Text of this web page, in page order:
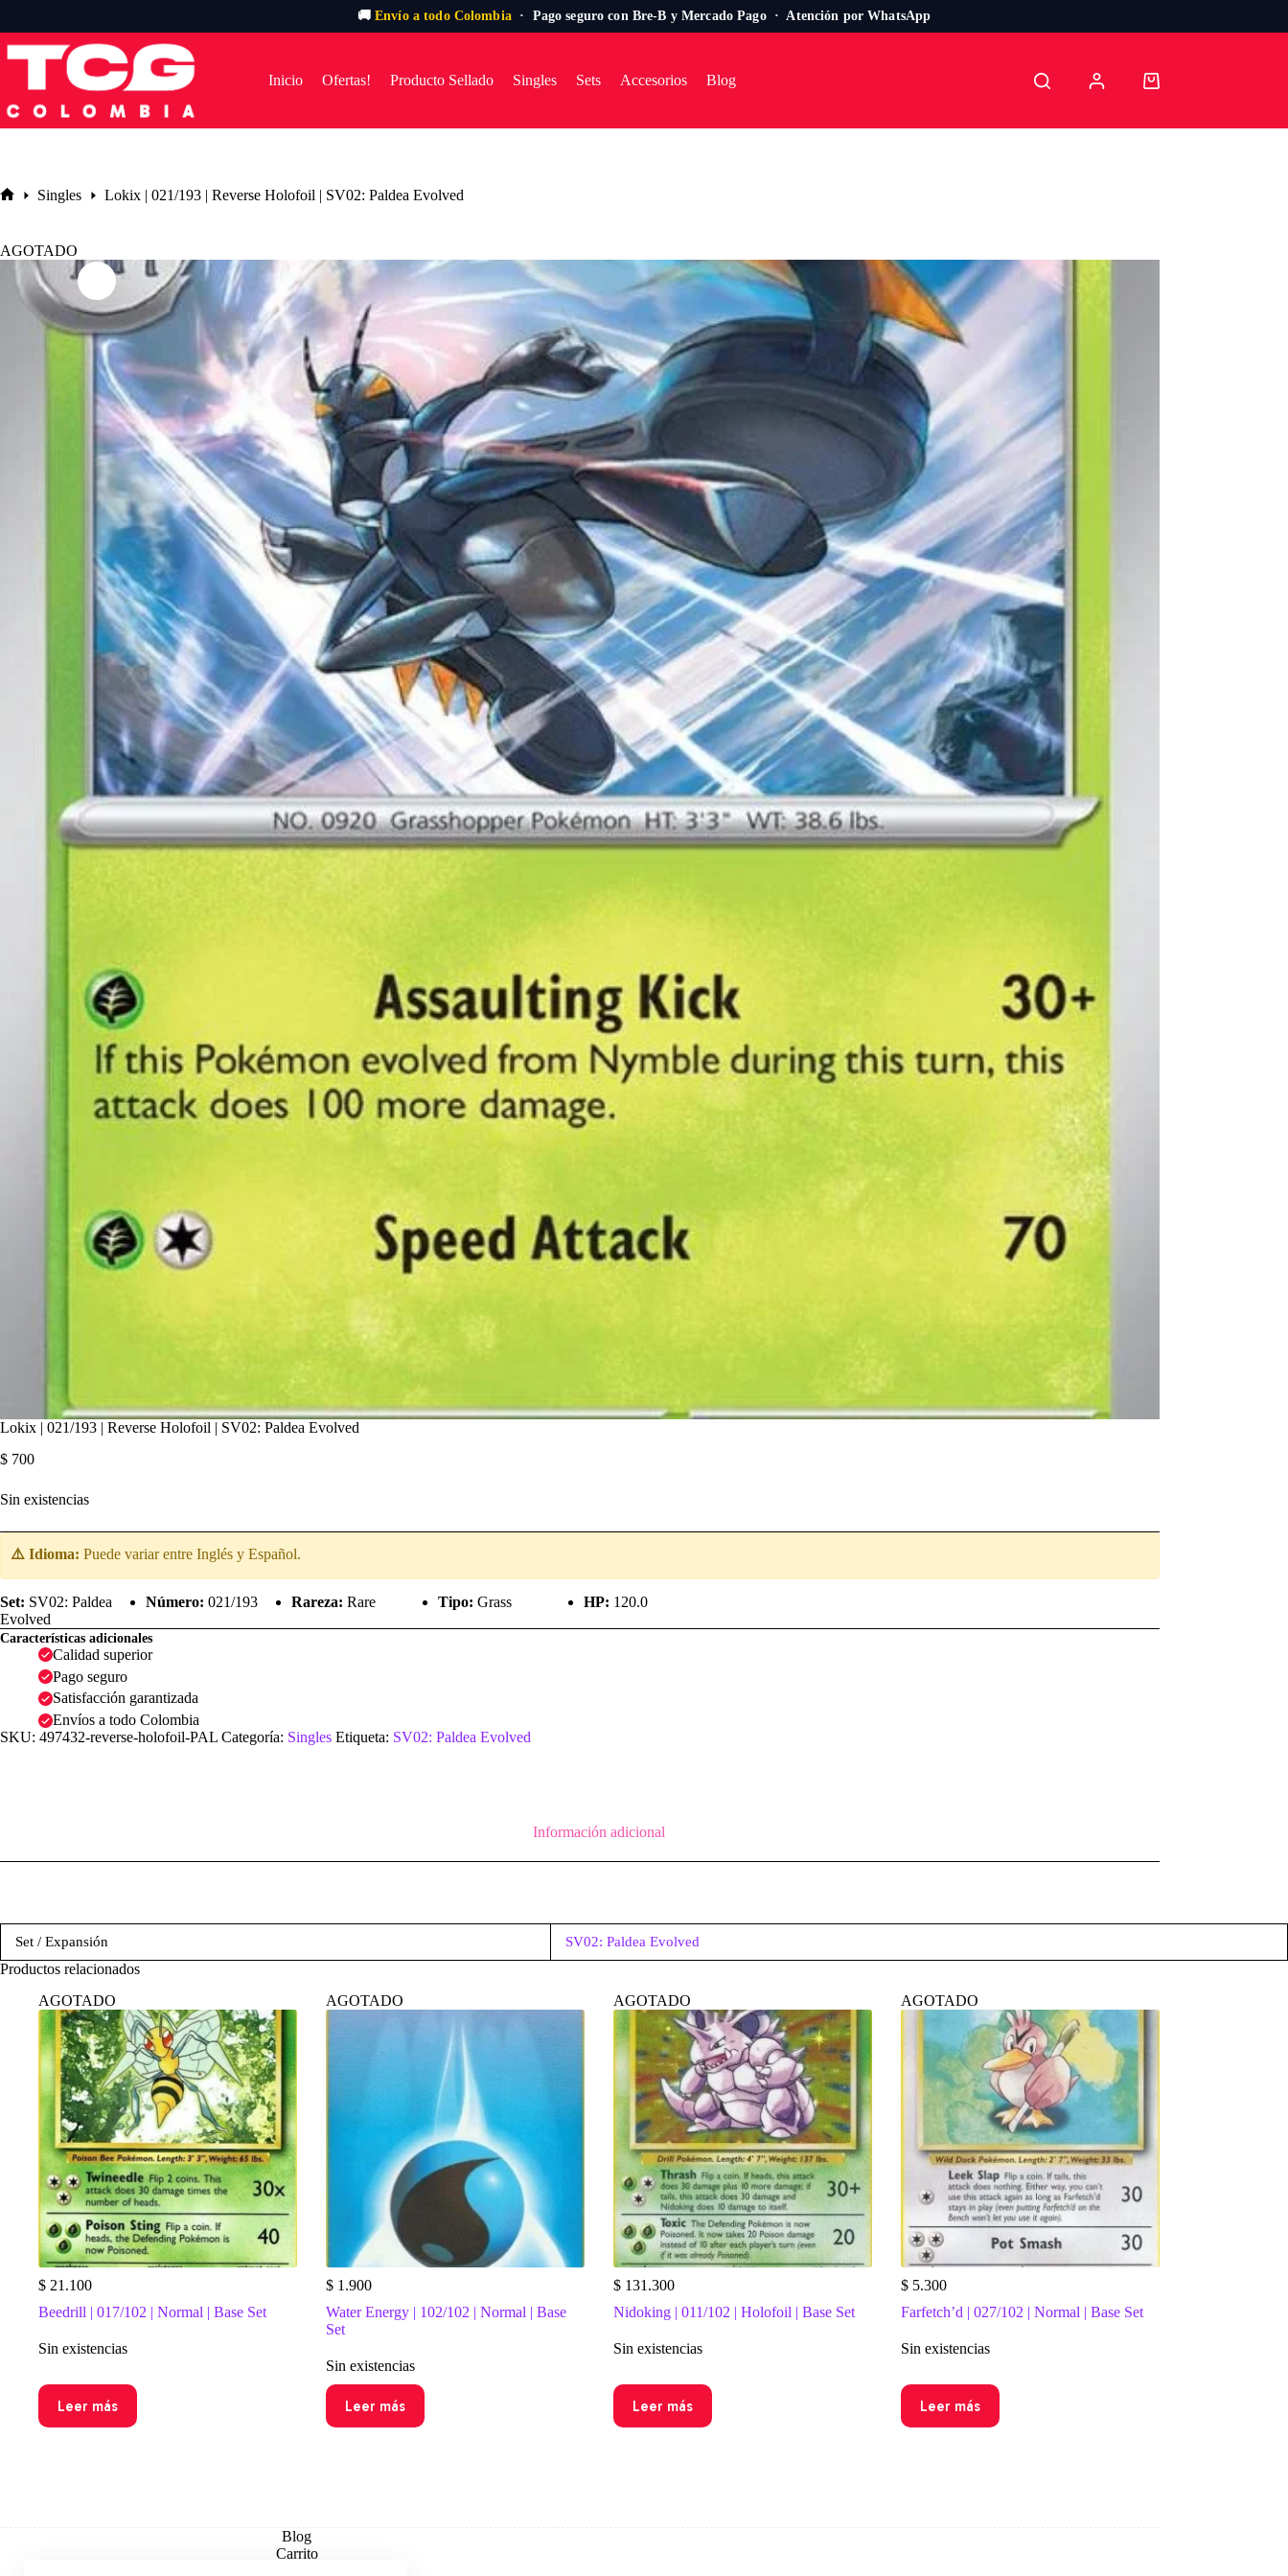
🚚 Envío a todo Colombia· Pago seguro con Bre-B y Mercado Pago · Atención por WhatsApp
al
Inicio Ofertas! Producto Sellado Singles Sets Accesorios Blog
Carro
Singles Lokix | 021/193 | Reverse Holofoil | SV02: Paldea Evolved
AGOTADO
Lokix | 021/193 | Reverse Holofoil | SV02: Paldea Evolved
$ 700
Sin existencias
⚠️ Idioma: Puede variar entre Inglés y Español.
Set: SV02: Paldea
Evolved
Número: 021/193 Rareza: Rare Tipo: Grass HP: 120.0
Características adicionales
Calidad superior
Pago seguro
Satisfacción garantizada
Envíos a todo Colombia
SKU: 497432-reverse-holofoil-PAL Categoría: Singles Etiqueta: SV02: Paldea Evolved
Información adicional
Set / Expansión SV02: Paldea Evolved
Productos relacionados
AGOTADO
$ 21.100
Beedrill | 017/102 | Normal | Base Set
Sin existencias
Leer más
AGOTADO
$1.900
Water Energy | 102/102 | Normal | Base
Set
Sin existencias
Leer más
AGOTADO
$131.300
Nidoking | 011/102 | Holofoil | Base Set
Sin existencias
Leer más
AGOTADO
$5.300
Farfetch’d | 027/102 | Normal | Base Set
Sin existencias
Leer más
Blog
Carrito